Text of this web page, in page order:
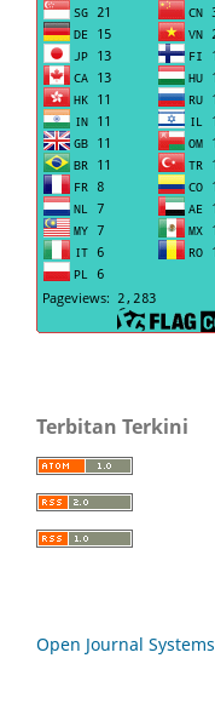
Terbitan Terkini
Open Journal Systems